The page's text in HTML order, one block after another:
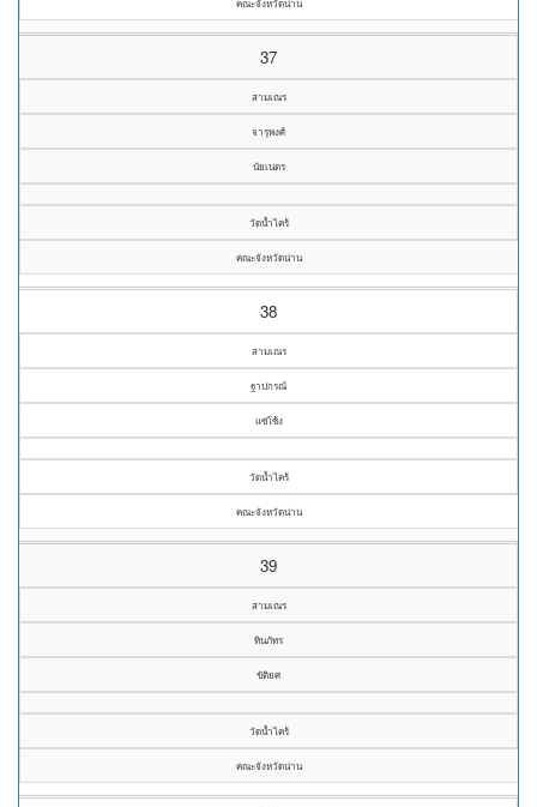
คณะจังหวัดน่าน
37
สามเณร
จารุพงศ์
นัยเนตร
วัดน้ำไคร้
คณะจังหวัดน่าน
38
สามเณร
ฐาปกรณ์
แซ่โซ้ง
วัดน้ำไคร้
คณะจังหวัดน่าน
39
สามเณร
ทินภัทร
ขัติยศ
วัดน้ำไคร้
คณะจังหวัดน่าน